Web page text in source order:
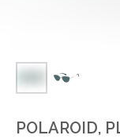
POLAROID,